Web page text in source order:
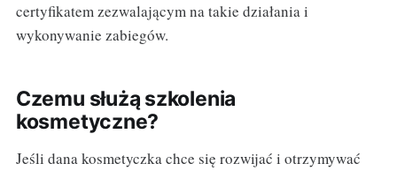
certyfikatem zezwalającym na takie działania i
wykonywanie zabiegów.
Czemu służą szkolenia
kosmetyczne?
Jeśli dana kosmetyczka chce się rozwijać i otrzymywać